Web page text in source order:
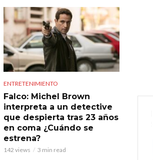
ENTRETENIMIENTO
Falco: Michel Brown
interpreta a un detective
que despierta tras 23 años
en coma ¿Cuándo se
estrena?
142 views 3 min read